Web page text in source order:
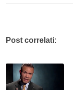
Post correlati: